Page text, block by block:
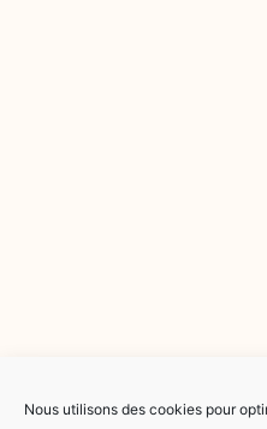
Nous utilisons des cookies pour